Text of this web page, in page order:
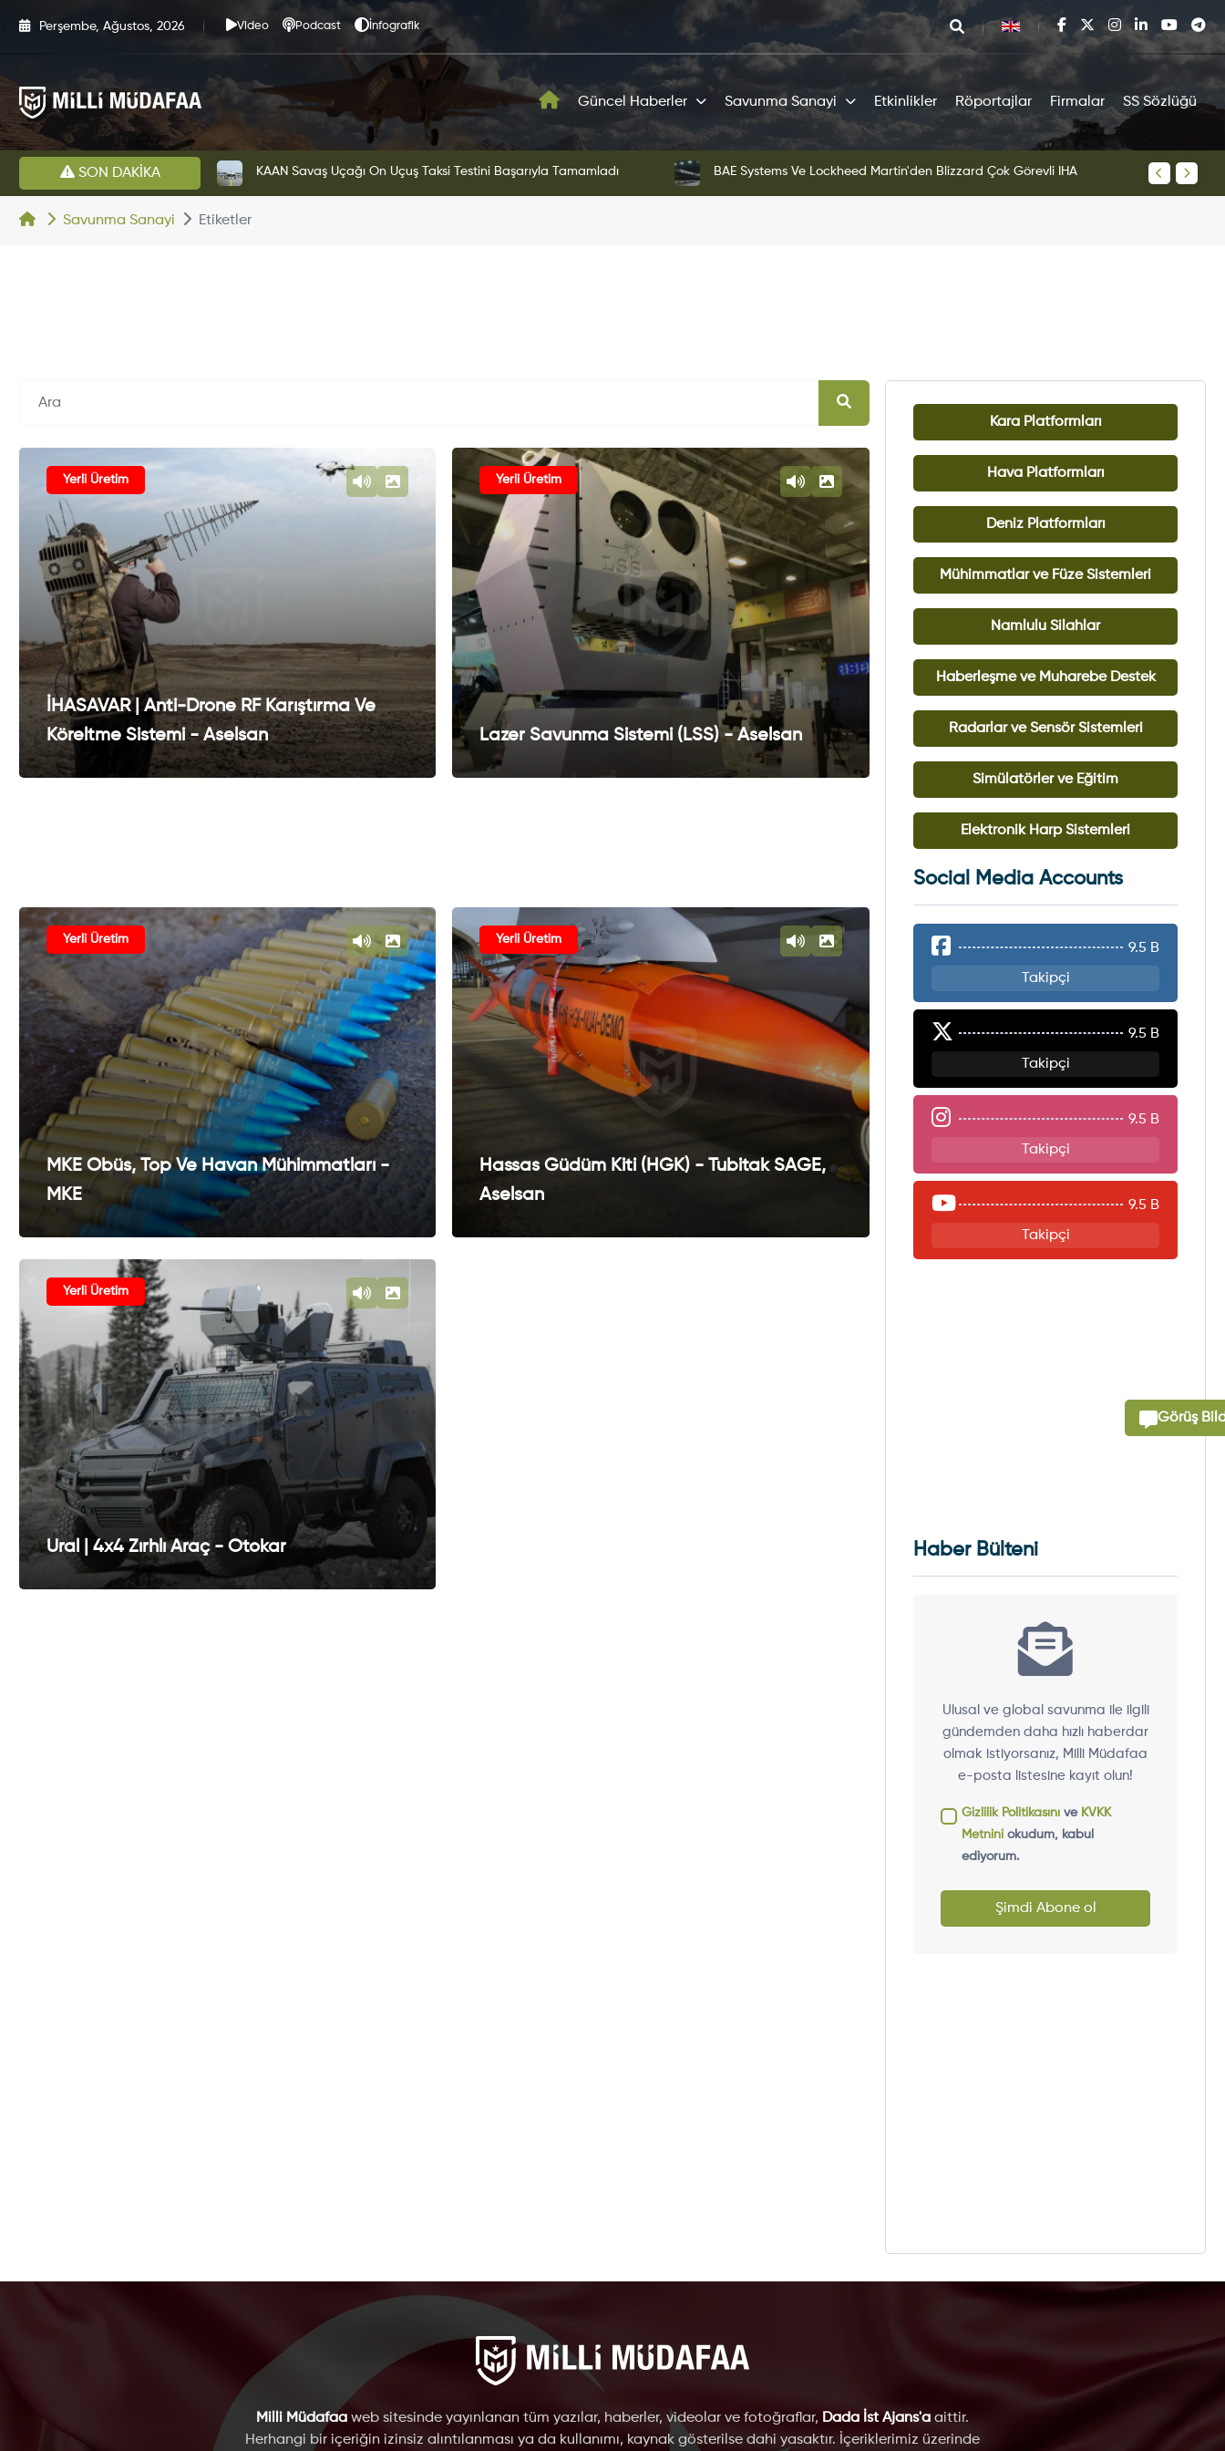
Perşembe, Ağustos, 2026 Video Podcast İnfografik
Güncel Haberler Savunma Sanayi Etkinlikler Röportajlar Firmalar SS Sözlüğü
SON DAKİKA
Başarıyla Tamamladı BAE Systems Ve Lockheed Martin'den Blizzard Çok Görevli İHA Anduril'in Ohio Tesisinden İlk YFQ-44A Fury Çıktı
Savunma Sanayi Etiketler
Yerli Üretim
İHASAVAR | Anti-Drone RF Karıştırma Ve
Köreltme Sistemi - Aselsan
Yerli Üretim
Lazer Savunma Sistemi (LSS) - Aselsan
Yerli Üretim
MKE Obüs, Top Ve Havan Mühimmatları -
MKE
Yerli Üretim
Hassas Güdüm Kiti (HGK) - Tubitak SAGE,
Aselsan
Yerli Üretim
Ural | 4x4 Zırhlı Araç - Otokar
Kara Platformları
Hava Platformları
Deniz Platformları
Mühimmatlar ve Füze Sistemleri
Namlulu Silahlar
Haberleşme ve Muharebe Destek
Radarlar ve Sensör Sistemleri
Simülatörler ve Eğitim
Elektronik Harp Sistemleri
Social Media Accounts
9.5 B
Takipçi
9.5 B
Takipçi
9.5 B
Takipçi
9.5 B
Takipçi
Haber Bülteni
Ulusal ve global savunma ile ilgili
gündemden daha hızlı haberdar
olmak istiyorsanız, Milli Müdafaa
e-posta listesine kayıt olun!
Gizlilik Politikasını ve KVKK
Metnini okudum, kabul
ediyorum.
Şimdi Abone ol
Görüş
Milli Müdafaa web sitesinde yayınlanan tüm yazılar, haberler, videolar ve fotoğraflar, Dada İst Ajans'a aittir.
Herhangi bir içeriğin izinsiz alıntılanması ya da kullanımı, kaynak gösterilse dahi yasaktır. İçeriklerimiz üzerinde